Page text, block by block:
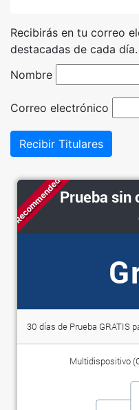
Recibirás en tu correo
destacadas de cada día.
Nombre
Correo electrónico
Recibir Titulares
RecommendedPrueba sin
30 días de Prueba GRATIS
Multidispositivo